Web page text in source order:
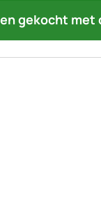
gekocht